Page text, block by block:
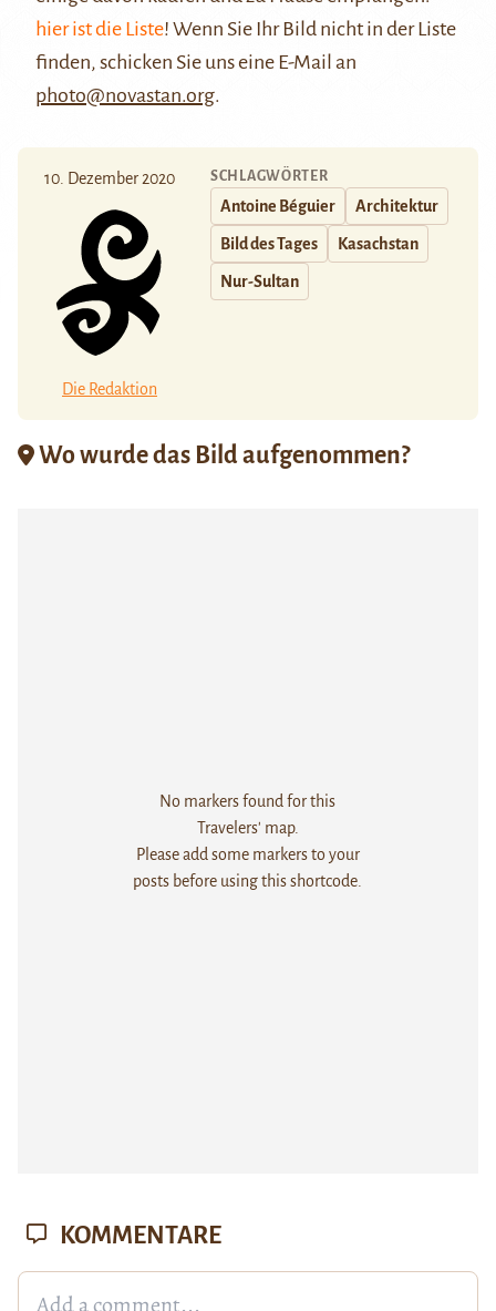
hier ist die Liste! Wenn Sie Ihr Bild nicht in der Liste
finden, schicken Sie uns eine E-Mail an
photo@novastan.org.
10. Dezember 2020
Die Redaktion
SCHLAGWÖRTER
Antoine Béguier Architektur
Bild des Tages Kasachstan
Nur-Sultan
Wo wurde das Bild aufgenommen?
No markers found for this
Travelers' map.
Please add some markers to your
posts before using this shortcode.
KOMMENTARE